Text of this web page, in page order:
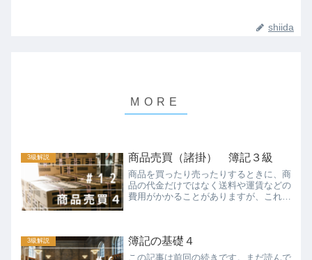
shiida
3級解説 商品売買（諸掛） 簿記３級
商品を買ったり売ったりするときに、商
品の代金だけではなく送料や運賃などの
費用がかかることがありますが、これを
ときの諸掛を「売上諸掛う...
3級解説 簿記の基礎４
この記事は前回の続きです。まだ読んで